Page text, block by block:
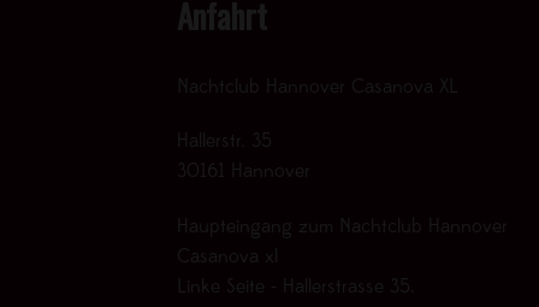
Anfahrt
Nachtclub Hannover Casanova XL
Hallerstr. 35
30161 Hannover
Haupteingang zum Nachtclub Hannover
Casanova xl
Linke Seite - Hallerstrasse 35.